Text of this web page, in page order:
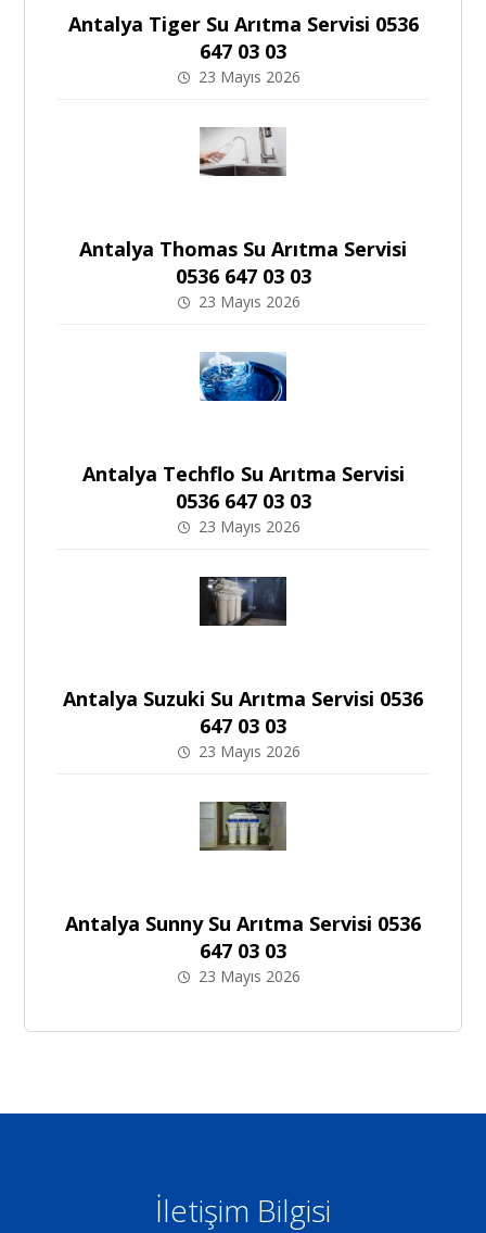
Antalya Tiger Su Arıtma Servisi 0536
647 03 03
23 Mayıs 2026
Antalya Thomas Su Arıtma Servisi
0536 647 03 03
23 Mayıs 2026
Antalya Techflo Su Arıtma Servisi
0536 647 03 03
23 Mayıs 2026
Antalya Suzuki Su Arıtma Servisi 0536
647 03 03
23 Mayıs 2026
Antalya Sunny Su Arıtma Servisi 0536
647 03 03
23 Mayıs 2026
İletişim Bilgisi